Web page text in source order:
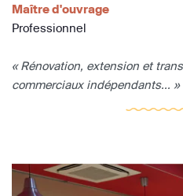
Maître d'ouvrage
Professionnel
« Rénovation, extension et
commerciaux indépendants... »